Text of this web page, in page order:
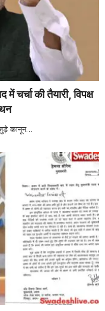
की तैयारी, विपक्ष
कानून…